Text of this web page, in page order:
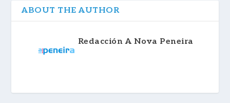
ABOUT THE AUTHOR
Redacción A Nova Peneira